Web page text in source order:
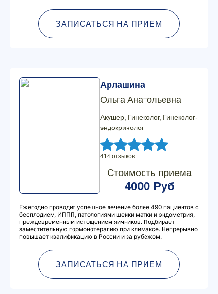
ЗАПИСАТЬСЯ НА ПРИЕМ
Арлашина
Ольга Анатольевна
Акушер, Гинеколог, Гинеколог-
эндокринолог
414 отзывов
Стоимость приема
4000 Руб
Ежегодно проводит успешное лечение более 490 пациентов с
бесплодием, ИППП, патологиями шейки матки и эндометрия,
преждевременным истощением яичников. Подбирает
заместительную гормонотерапию при климаксе. Непрерывно
повышает квалификацию в России и за рубежом.
ЗАПИСАТЬСЯ НА ПРИЕМ